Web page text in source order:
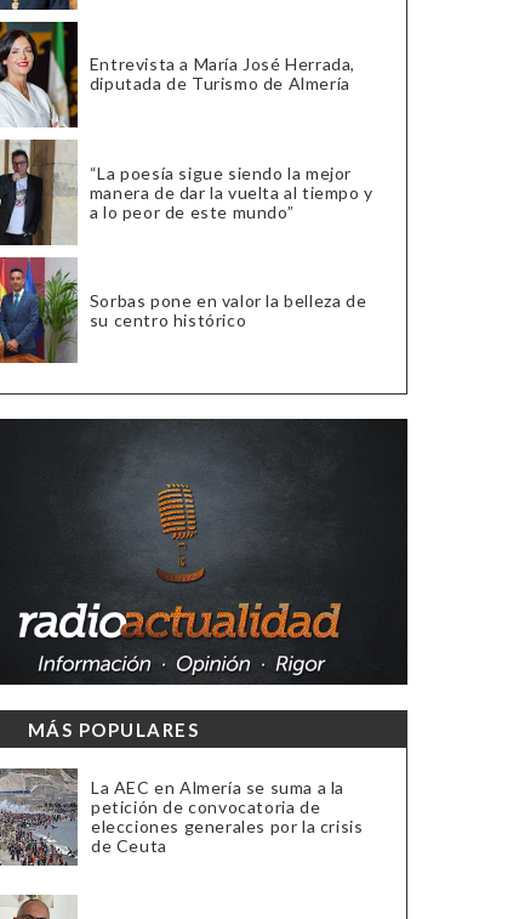
Entrevista a María José Herrada,
diputada de Turismo de Almería
“La poesía sigue siendo la mejor
manera de dar la vuelta al tiempo y
a lo peor de este mundo”
Sorbas pone en valor la belleza de
su centro histórico
MÁS POPULARES
La AEC en Almería se suma a la
petición de convocatoria de
elecciones generales por la crisis
de Ceuta